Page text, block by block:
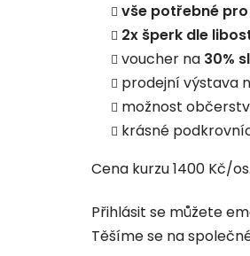
vše potřebné
2x šperk dle
voucher na 30%
prodejní výstava
možnost
krásné
Cena kurzu 1400 Kč/os.
Přihlásit se můžete
Těšíme se na